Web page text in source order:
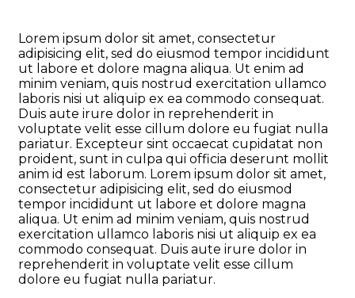
Lorem ipsum dolor sit amet, consectetur
adipisicing elit, sed do eiusmod tempor incididunt
ut labore et dolore magna aliqua. Ut enim ad
minim veniam, quis nostrud exercitation ullamco
laboris nisi ut aliquip ex ea commodo consequat.
Duis aute irure dolor in reprehenderit in
voluptate velit esse cillum dolore eu fugiat nulla
pariatur. Excepteur sint occaecat cupidatat non
proident, sunt in culpa qui officia deserunt mollit
anim id est laborum. Lorem ipsum dolor sit amet,
consectetur adipisicing elit, sed do eiusmod
tempor incididunt ut labore et dolore magna
aliqua. Ut enim ad minim veniam, quis nostrud
exercitation ullamco laboris nisi ut aliquip ex ea
commodo consequat. Duis aute irure dolor in
reprehenderit in voluptate velit esse cillum
dolore eu fugiat nulla pariatur.